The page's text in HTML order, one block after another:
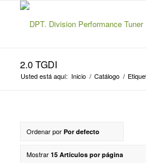
2.0 TGDI
Usted está aquí: Inicio / Catálogo /
Ordenar por Por defecto
Mostrar 15 Artículos por página